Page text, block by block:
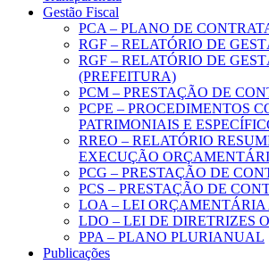
Gestão Fiscal
PCA – PLANO DE
RGF – RELATÓRIO DE
RGF – RELATÓRIO DE
(PREFEITURA)
PCM – PRESTAÇÃO DE
PCPE – PROCEDIMENTOS
PATRIMONIAIS E
RREO – RELATÓRIO
EXECUÇÃO
PCG – PRESTAÇÃO DE
PCS – PRESTAÇÃO DE
LOA – LEI
LDO – LEI DE DIRETRIZES
PPA – PLANO PLURIANUAL
Publicações